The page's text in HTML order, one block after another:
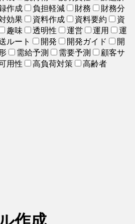
作成 負担軽減 財務
財務分
効果 資料作成 資料要約
資
趣味 透明性 運営 運用
運
ルート 開発 開発ガイド
開
需給予測 需要予測
顧客サ
用性 高負荷対策 高齢者
作成